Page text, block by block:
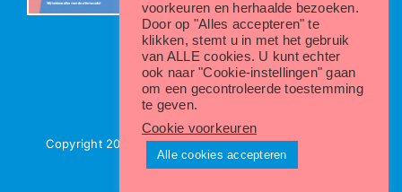
Copyright 2022 - 2024 | Sekstopper.nl |Privacybeleid
voorkeuren en herhaalde bezoeken.
Door op "Alles accepteren" te
klikken, stemt u in met het gebruik
van ALLE cookies. U kunt echter
ook naar "Cookie-instellingen" gaan
om een gecontroleerde toestemming
te geven.
Cookie voorkeuren
Alle cookies accepteren